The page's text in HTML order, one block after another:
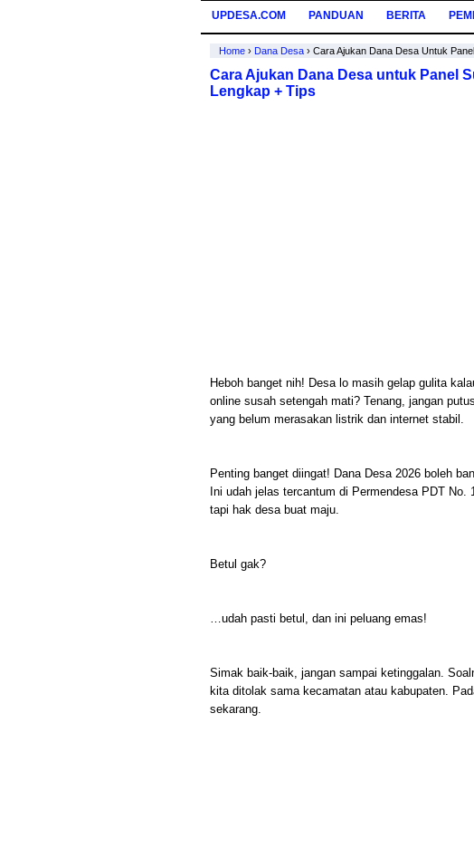
UPDESA.COM PANDUAN BERITA
Home › Dana Desa › Cara Ajukan Dana Desa Untuk
Cara Ajukan Dana Desa untuk Panel
Lengkap + Tips
Heboh banget nih! Desa lo masih gelap gulita
online susah setengah mati? Tenang, jangan
yang belum merasakan listrik dan internet stabil.
Penting banget diingat! Dana Desa 2026 boleh
Ini udah jelas tercantum di Permendesa PDT
tapi hak desa buat maju.
Betul gak?
…udah pasti betul, dan ini peluang emas!
Simak baik-baik, jangan sampai ketinggalan.
kita ditolak sama kecamatan atau kabupaten.
sekarang.